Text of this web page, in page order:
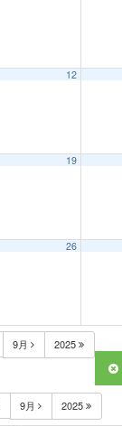
12
19
26
9月 2025
9月 2025